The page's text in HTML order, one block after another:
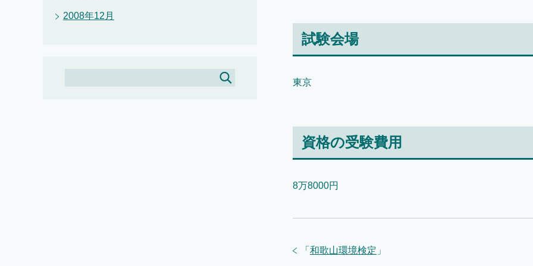
試験会場
東京
資格の受験費用
8万8000円
「 和歌山環境検定 」
2008年12月